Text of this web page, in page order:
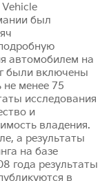
был
автомобилем на
были включены
менее 75
исследования
и
владения.
а результаты
на базе
года результаты
в